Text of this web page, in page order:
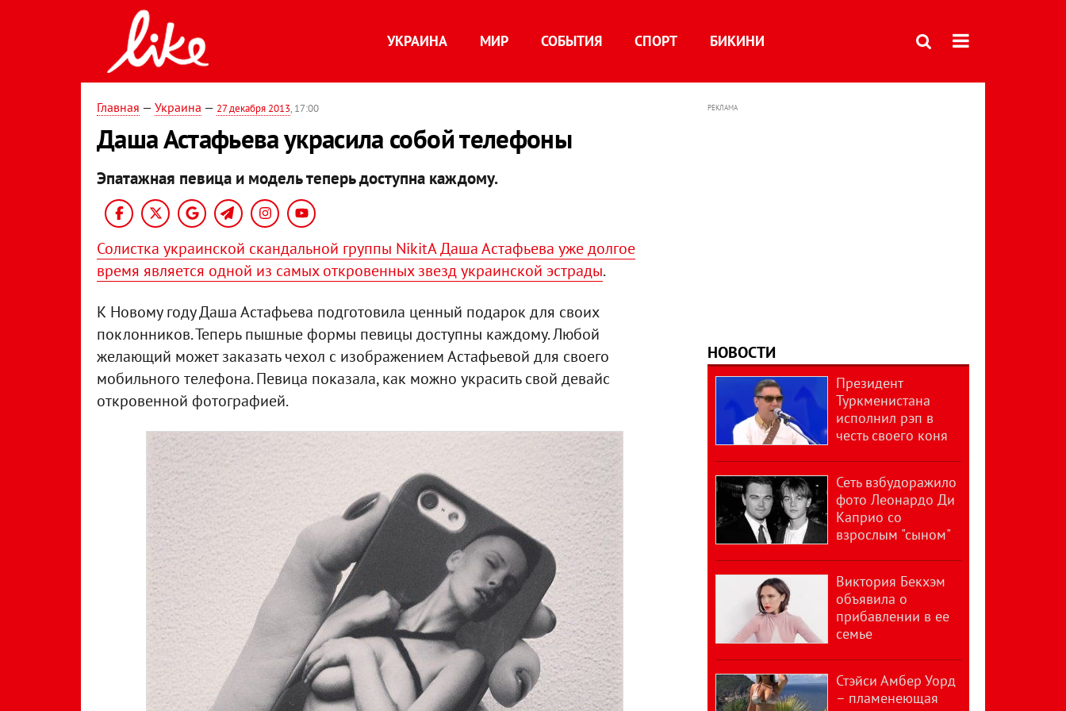
УКРАИНА МИР СОБЫТИЯ СПОРТ БИКИНИ
Главная — Украина — 27 декабря 2013, 17:00
Даша Астафьева украсила собой телефоны
Эпатажная певица и модель теперь доступна каждому.
Солистка украинской скандальной группы NikitA Даша Астафьева уже долгое
время является одной из самых откровенных звезд украинской эстрады.
К Новому году Даша Астафьева подготовила ценный подарок для своих
поклонников. Теперь пышные формы певицы доступны каждому. Любой
желающий может заказать чехол с изображением Астафьевой для своего
мобильного телефона. Певица показала, как можно украсить свой девайс
откровенной фотографией.
РЕКЛАМА
НОВОСТИ
Президент
Туркменистана
исполнил рэп в
честь своего коня
Сеть взбудоражило
фото Леонардо Ди
Каприо со
взрослым "сыном"
Виктория Бекхэм
объявила о
прибавлении в ее
семье
Стэйси Амбер Уорд
– пламенеющая